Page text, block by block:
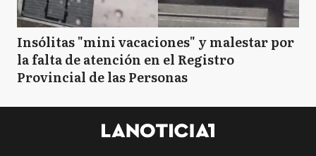
Insólitas "mini vacaciones" y malestar por
la falta de atención en el Registro
Provincial de las Personas